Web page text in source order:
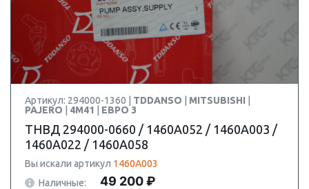
Артикул: 294000-1360 | TDDANSO MITSUBISHI
PAJERO
4M41 ЕВРО 3
ТНВД 294000-0660 / 1460A052 / 1460A003 /
1460A022 / 1460A058
Вы искали артикул 1460A003
Наличные:
49 200 ₽